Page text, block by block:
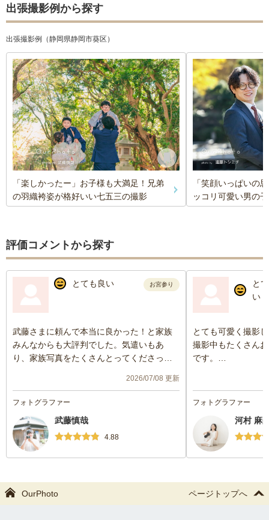
出張撮影例から探す
出張撮影例（静岡県静岡市葵区）
「楽しかったー」お子様も大満足！兄弟
の羽織袴姿が格好いい七五三の撮影
「笑顔いっぱいの
ッコリ可愛い男の
評価コメントから探す
とても良い お宮参り
武藤さまに頼んで本当に良かった！と家族
みんなからも大評判でした。気遣いもあ
り、家族写真をたくさんとってくださって
色々教えてくださり、写真になれていない
私たちでもとても楽しく撮影ができまし
本当にありがとうございます！
2026/07/08 更新
フォトグラファー
武藤慎哉
4.88
と
い
とても可愛く撮影
撮影中もたくさん
です。
いたします☺︎
フォトグラファー
河村 麻
OurPhoto ページトップへ